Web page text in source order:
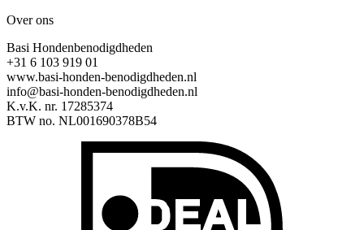
Over ons
Basi Hondenbenodigdheden
+31 6 103 919 01
www.basi-honden-benodigdheden.nl
info@basi-honden-benodigdheden.nl
K.v.K. nr. 17285374
BTW no. NL001690378B54